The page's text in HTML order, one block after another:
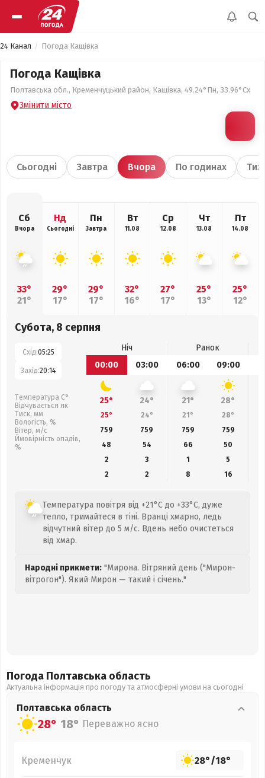
24 Канал Погода Кащівка
Погода Кащівка
Полтавська обл., Кременчуцький район, Кащівка, 49.24°Пн, 33.96°Сх
Змінити місто
Сьогодні Завтра Вчора По годинах
Сб
Вчора
33°
21°
Нд
Сьогодні
29°
17°
Пн
Завтра
29°
17°
Вт
11.08
32°
16°
Ср
12.08
27°
17°
Чт
13.08
25°
13°
Пт
14.08
25°
12°
Субота, 8 серпня
Схід:05:25
Захід:20:14
Температура С°
Відчувається як
Тиск, мм
Вологість, %
Вітер, м/с
Ймовірність опадів,
%
Ніч
Ранок
00:00
03:00 06:00 09:00
25° 24° 21° 28°
25° 24° 21° 28°
759
759 759 759
48
54 66 50
2
3 1
5
2
2 8 16
Температура повітря від +21°C до +33°C, дуже
тепло, тримайтеся в тіні. Вранці хмарно, ледь
відчутний вітер до 5 м/с. Вдень небо очистеться
від хмар.
Народні прикмети: "Мирона. Вітряний день ("Мирон-
вітрогон"). Який Мирон — такий і січень."
Погода Полтавська область
Актуальна інформація про погоду та атмосферні умови на сьогодні
Полтавська область
28° 18° Переважно ясно
Кременчук 28°/18°